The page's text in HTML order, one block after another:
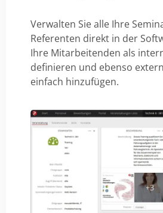
Verwalten Sie alle Ihre
Referenten direkt in der
Ihre Mitarbeitenden als
definieren und ebenso
einfach hinzufügen.